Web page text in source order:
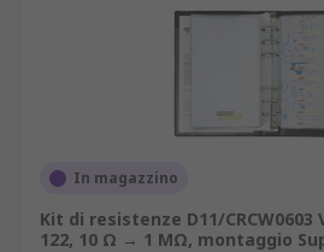
In magazzino
Kit di resistenze D11/CRCW0603
122, 10 Ω → 1 MΩ, montaggio